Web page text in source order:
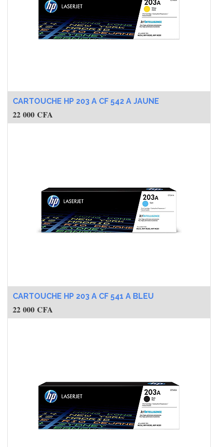
CARTOUCHE HP 203 A CF 542 A JAUNE
22 000 CFA
CARTOUCHE HP 203 A CF 541 A BLEU
22 000 CFA